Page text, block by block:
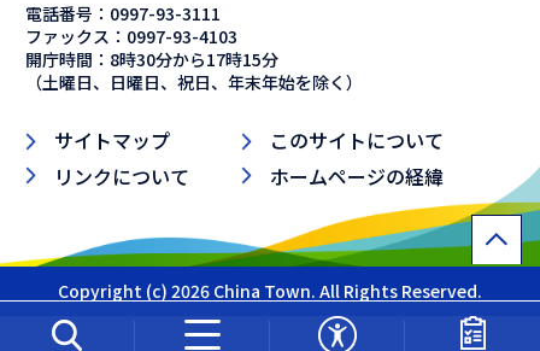
電話番号： 0997-93-3111
ファックス： 0997-93-4103
開庁時間：8時30分から17時15分
（土曜日、日曜日、祝日、年末年始を除く）
サイトマップ
このサイトについて
リンクについて
ホームページの経緯
Copyright (c) 2026 China Town. All Rights Reserved.